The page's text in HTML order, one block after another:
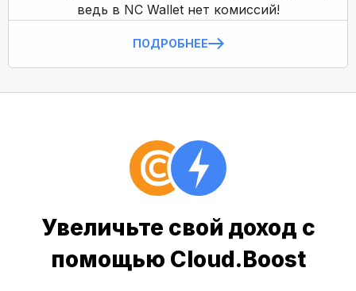
ведь в NC Wallet нет комиссий!
ПОДРОБНЕЕ
Увеличьте свой доход с
помощью Cloud.Boost